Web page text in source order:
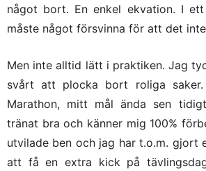
något bort. En enkel ekvation. I
måste något försvinna för att det
Men inte alltid lätt i praktiken. Jag
svårt att plocka bort roliga saker.
Marathon, mitt mål ända sen
tränat bra och känner mig 100%
utvilade ben och jag har t.o.m. gjort
att få en extra kick på